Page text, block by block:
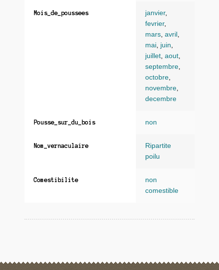
Mois_de_poussees janvier,
fevrier,
mars avril
mai juin
juillet aout
septembre
octobre
novembre
decembre
Pousse_sur_du_bois non
Nom_vernaculaire
Ripartite
poilu
Comestibilite
non
comestible